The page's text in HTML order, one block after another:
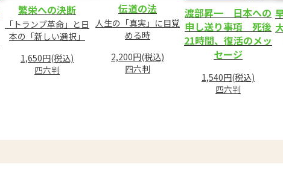
繁栄への決断
「トランプ革命」と日
本の「新しい選択」
1,650円(税込)
四六判
伝道の法
人生の「真実」に目覚
める時
2,200円(税込)
四六判
渡部昇一 日本への
申し送り事項 死後
21時間、復活のメッ
セージ
1,540円(税込)
四六判